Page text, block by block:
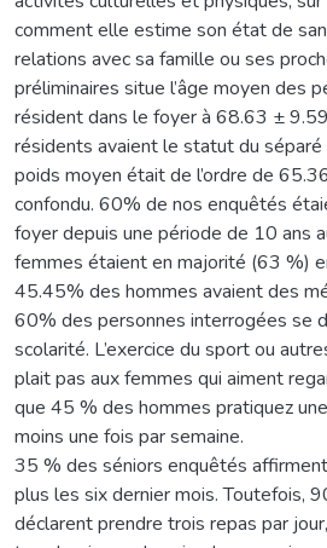
comment elle estime son état de
relations avec sa famille ou ses
préliminaires situe l’âge moyen des
résident dans le foyer à 68.63 ±
résidents avaient le statut du séparé
poids moyen était de l’ordre de
confondu. 60% de nos enquêtés
foyer depuis une période de 10 ans
femmes étaient en majorité (63 %)
45.45% des hommes avaient des
60% des personnes interrogées se
scolarité. L’exercice du sport ou
plait pas aux femmes qui aiment
que 45 % des hommes pratiquez
moins une fois par semaine.
35 % des séniors enquêtés
plus les six dernier mois. Toutefois,
déclarent prendre trois repas par